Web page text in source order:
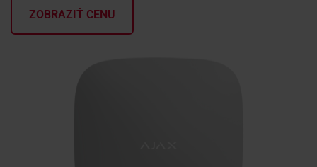
PODPORA
ZOBRAZIŤ CENU